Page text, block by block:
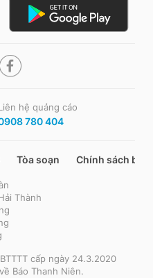
hệ quảng cáo
780 404
Tòa soạn Chính sách bảo
Thành
cấp ngày 24.3.2020
Báo Thanh Niên.